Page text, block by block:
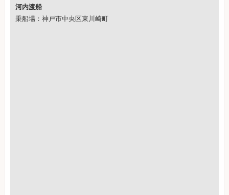
河内渡船
乗船場：神戸市中央区東川崎町